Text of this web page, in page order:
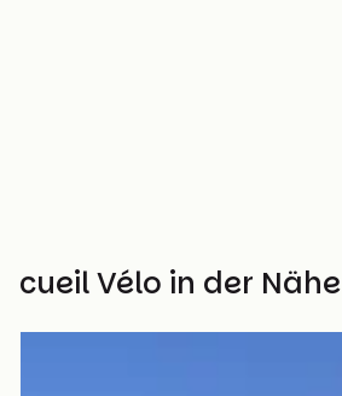
Vélo in der Nähe